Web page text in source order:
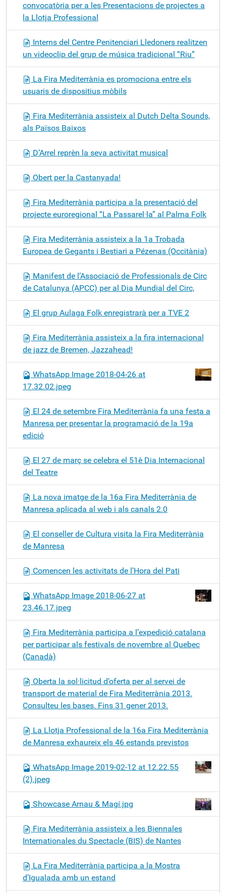
convocatòria per a les Presentacions de projectes a
la Llotja Professional
Interns del Centre Penitenciari Lledoners realitzen
un videoclip del grup de música tradicional “Riu”
La Fira Mediterrània es promociona entre els
usuaris de dispositius mòbils
Fira Mediterrània assisteix al Dutch Delta Sounds,
als Països Baixos
D’Arrel reprèn la seva activitat musical
Obert per la Castanyada!
Fira Mediterrània participa a la presentació del
projecte euroregional “La Passarel·la” al Palma Folk
Fira Mediterrània assisteix a la 1a Trobada
Europea de Gegants i Bestiari a Pézenas (Occitània)
Manifest de l’Associació de Professionals de Circ
de Catalunya (APCC) per al Dia Mundial del Circ,
El grup Aulaga Folk enregistrarà per a TVE 2
Fira Mediterrània assisteix a la fira internacional
de jazz de Bremen, Jazzahead!
WhatsApp Image 2018-04-26 at
17.32.02.jpeg
El 24 de setembre Fira Mediterrània fa una festa a
Manresa per presentar la programació de la 19a
edició
El 27 de març se celebra el 51è Dia Internacional
del Teatre
La nova imatge de la 16a Fira Mediterrània de
Manresa aplicada al web i als canals 2.0
El conseller de Cultura visita la Fira Mediterrània
de Manresa
Comencen les activitats de l’Hora del Pati
WhatsApp Image 2018-06-27 at
23.46.17.jpeg
Fira Mediterrània participa a l’expedició catalana
per participar als festivals de novembre al Quebec
(Canadà)
Oberta la sol·licitud d’oferta per al servei de
transport de material de Fira Mediterrània 2013.
Consulteu les bases. Fins 31 gener 2013.
La Llotja Professional de la 16a Fira Mediterrània
de Manresa exhaureix els 46 estands previstos
WhatsApp Image 2019-02-12 at 12.22.55
(2).jpeg
Showcase Arnau & Magí.jpg
Fira Mediterrània assisteix a les Biennales
Internationales du Spectacle (BIS) de Nantes
La Fira Mediterrània participa a la Mostra
d’Igualada amb un estand